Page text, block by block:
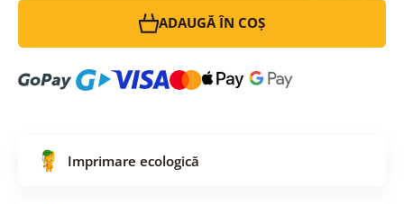
ADAUGĂ ÎN COȘ
Imprimare ecologică